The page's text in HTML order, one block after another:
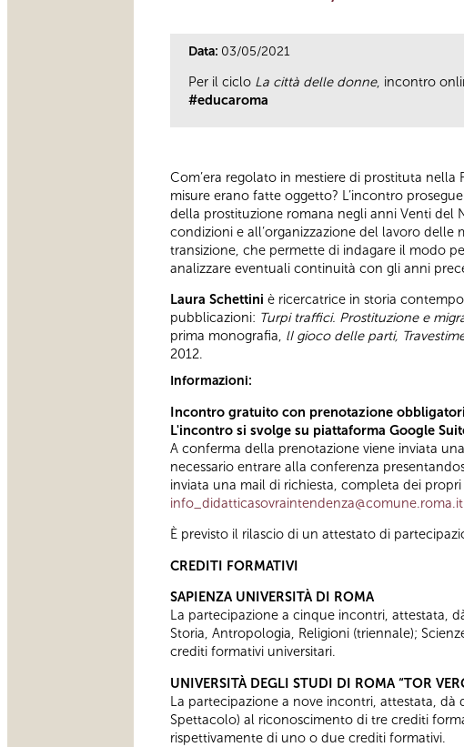
Data: 03/05/2021
Per il ciclo La città delle donne, incontro
#educaroma
Com’era regolato in mestiere di prostituta
misure erano fatte oggetto? L’incontro
della prostituzione romana negli anni Venti del
condizioni e all’organizzazione del lavoro
transizione, che permette di indagare il modo
analizzare eventuali continuità con gli anni
Laura Schettini è ricercatrice in storia
pubblicazioni: Turpi traffici. Prostituzione e
prima monografia, lI gioco delle parti,
2012.
Informazioni:
Incontro gratuito con prenotazione
L'incontro si svolge su piattaforma Google
A conferma della prenotazione viene inviata
necessario entrare alla conferenza
inviata una mail di richiesta, completa dei
info_didatticasovraintendenza@comune.roma.it
È previsto il rilascio di un attestato di
CREDITI FORMATIVI
SAPIENZA UNIVERSITÀ DI ROMA
La partecipazione a cinque incontri, attestata,
Storia, Antropologia, Religioni (triennale);
crediti formativi universitari.
UNIVERSITÀ DEGLI STUDI DI ROMA “TOR
La partecipazione a nove incontri, attestata,
Spettacolo) al riconoscimento di tre crediti
rispettivamente di uno o due crediti formativi.